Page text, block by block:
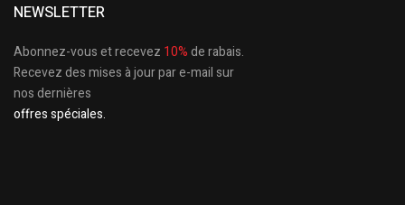
NEWSLETTER
Abonnez-vous et recevez 10%de rabais.
Recevez des mises à jour par e-mail sur
nos dernières
offres spéciales.